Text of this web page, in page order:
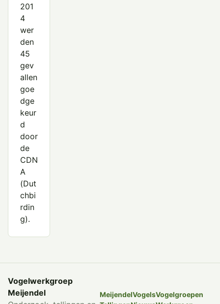
201
4
wer
den
45
gev
allen
goe
dge
keur
d
door
de
CDN
A
(Dut
chbi
rdin
g).
Vogelwerkgroep
Meijendel
MeijendelVogelsVogelgroepen